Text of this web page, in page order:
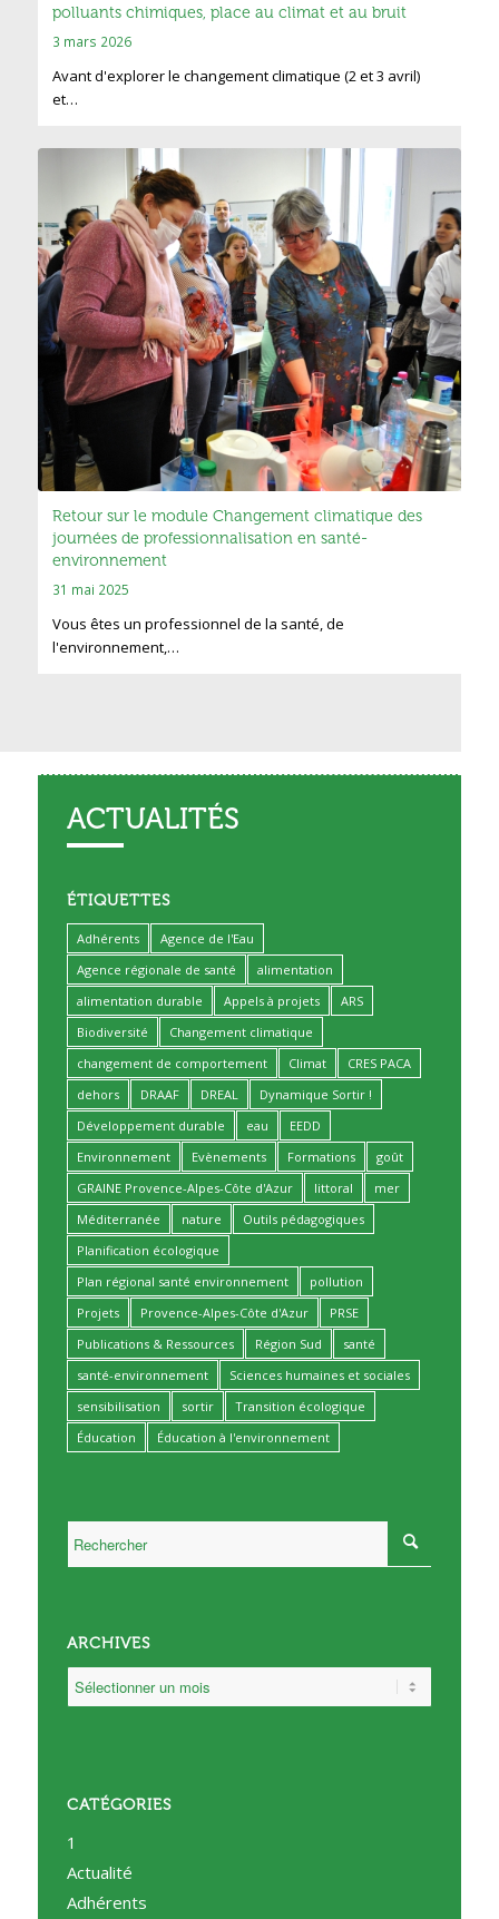
polluants chimiques, place au climat et au bruit
3 mars 2026
Avant d'explorer le changement climatique (2 et 3 avril)
et…
Retour sur le module Changement climatique des
journées de professionnalisation en santé-
environnement
31 mai 2025
Vous êtes un professionnel de la santé, de
l'environnement,…
ACTUALITÉS
ÉTIQUETTES
Adhérents
Agence de l'Eau
Agence régionale de santé
alimentation
alimentation durable
Appels à projets
ARS
Biodiversité
Changement climatique
changement de comportement
Climat
CRES PACA
dehors
DRAAF DREAL
Dynamique Sortir !
Développement durable
eau
EEDD
Environnement
Evènements Formations
goût
GRAINE Provence-Alpes-Côte d'Azur
littoral
mer
Méditerranée
nature
Outils pédagogiques
Planification écologique
Plan régional santé environnement
pollution
Projets
Provence-Alpes-Côte d'Azur
PRSE
Publications & Ressources
Région Sud
santé
santé-environnement
Sciences humaines et sociales
sensibilisation
sortir
Transition écologique
Éducation
Éducation à l'environnement
ARCHIVES
CATÉGORIES
1
Actualité
Adhérents